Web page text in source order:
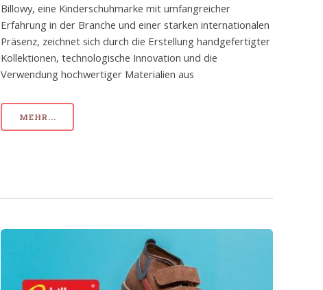
Billowy, eine Kinderschuhmarke mit umfangreicher
Erfahrung in der Branche und einer starken internationalen
Präsenz, zeichnet sich durch die Erstellung handgefertigter
Kollektionen, technologische Innovation und die
Verwendung hochwertiger Materialien aus
MEHR...